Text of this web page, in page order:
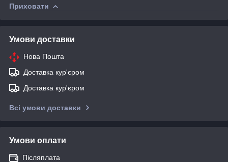
Приховати
Умови доставки
Нова Пошта
Доставка кур'єром
Доставка кур'єром
Всі умови доставки
Умови оплати
Післяплата